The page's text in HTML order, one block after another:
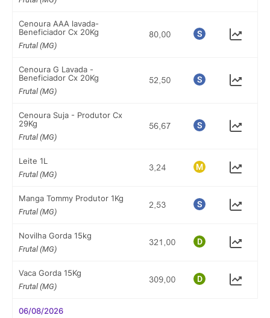
Cenoura AAA lavada-
Beneficiador Cx 20Kg
Frutal (MG)
Cenoura G Lavada -
Beneficiador Cx 20Kg
Frutal (MG)
Cenoura Suja - Produtor Cx
29Kg
Frutal (MG)
Leite 1L
Frutal (MG)
Manga Tommy Produtor 1Kg
Frutal (MG)
Novilha Gorda 15kg
Frutal (MG)
Vaca Gorda 15Kg
Frutal (MG)
06/08/2026